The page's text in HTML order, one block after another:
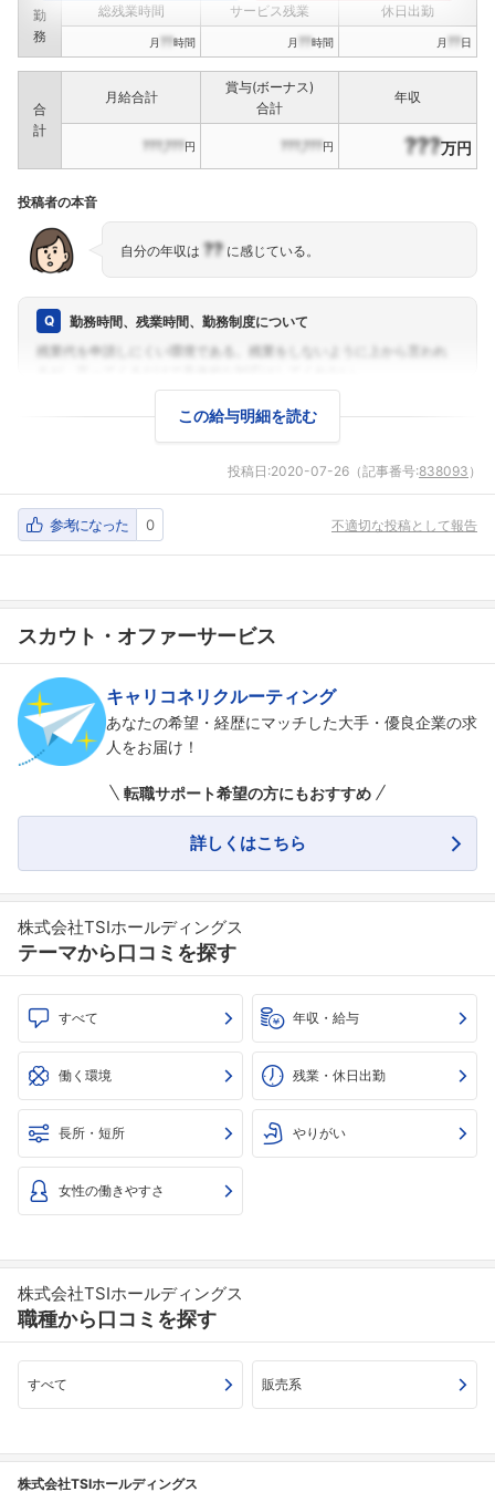
フォローしました
こちらの企業もフォローしませんか？
勤
務
総残業時間 サービス残業 休日出勤
月 ??時間 月 ??時間 月 ??日
合
計
月給合計
賞与(ボーナス)
合計
年収
???,???円 ???,???円 ???万円
投稿者の本音
自分の年収は ??に感じている。
勤務時間、残業時間、勤務制度について
この給与明細を読む
投稿日:2020-07-26 （記事番号:838093 ）
参考になった 0 不適切な投稿として報告
スカウト・オファーサービス
キャリコネリクルーティング
あなたの希望・経歴にマッチした大手・優良企業の求
人をお届け！
転職サポート希望の方にもおすすめ
詳しくはこちら
株式会社TSIホールディングス
テーマから口コミを探す
すべて 年収・給与
働く環境 残業・休日出勤
長所・短所 やりがい
女性の働きやすさ
株式会社TSIホールディングス
職種から口コミを探す
すべて 販売系
株式会社TSIホールディングス